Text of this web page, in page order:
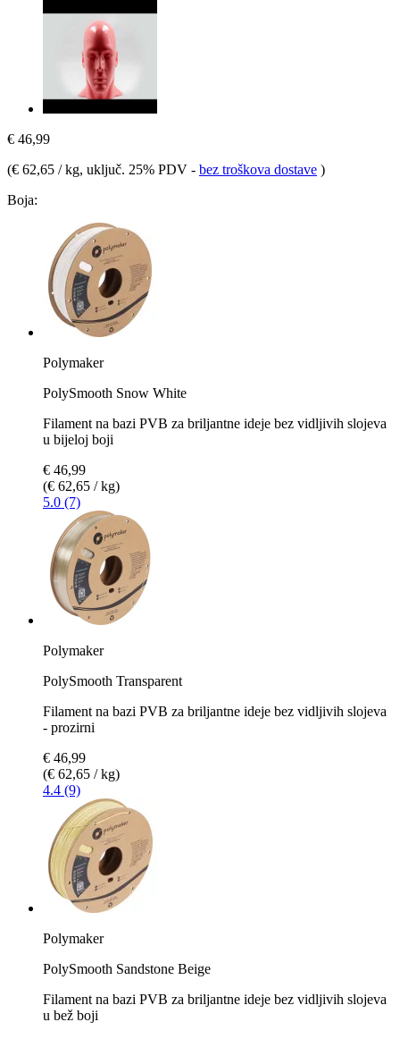
€ 46,99
(€ 62,65 / kg, uključ. 25% PDV - bez troškova dostave )
Boja:
Polymaker
PolySmooth Snow White
Filament na bazi PVB za briljantne ideje bez vidljivih slojeva
u bijeloj boji
€ 46,99
(€ 62,65 / kg)
5.0 (7)
Polymaker
PolySmooth Transparent
Filament na bazi PVB za briljantne ideje bez vidljivih slojeva
- prozirni
€ 46,99
(€ 62,65 / kg)
4.4 (9)
Polymaker
PolySmooth Sandstone Beige
Filament na bazi PVB za briljantne ideje bez vidljivih slojeva
u bež boji